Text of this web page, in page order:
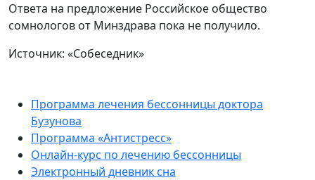
Ответа на предложение Российское общество
сомнологов от Минздрава пока не получило.
Источник: «Собеседник»
Программа лечения бессонницы доктора
Бузунова
Программа «Антистресс»
Онлайн-курс по лечению бессонницы
Электронный дневник сна